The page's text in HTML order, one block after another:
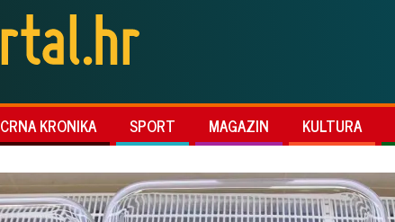
CRNA KRONIKA SPORT MAGAZIN KULTURA